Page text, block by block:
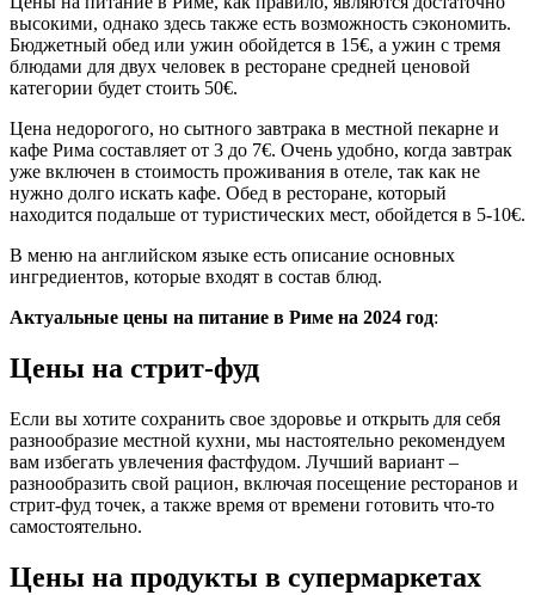
высокими, однако здесь также есть возможность сэкономить.
Бюджетный обед или ужин обойдется в 15€, а ужин с тремя
блюдами для двух человек в ресторане средней ценовой
категории будет стоить 50€.
Цена недорогого, но сытного завтрака в местной пекарне и
кафе Рима составляет от 3 до 7€. Очень удобно, когда завтрак
уже включен в стоимость проживания в отеле, так как не
нужно долго искать кафе. Обед в ресторане, который
находится подальше от туристических мест, обойдется в 5-10€.
В меню на английском языке есть описание основных
ингредиентов, которые входят в состав блюд.
Актуальные цены на питание в Риме на 2024 год:
Цены на стрит-фуд
Если вы хотите сохранить свое здоровье и открыть для себя
разнообразие местной кухни, мы настоятельно рекомендуем
вам избегать увлечения фастфудом. Лучший вариант –
разнообразить свой рацион, включая посещение ресторанов и
стрит-фуд точек, а также время от времени готовить что-то
самостоятельно.
Цены на продукты в супермаркетах